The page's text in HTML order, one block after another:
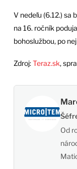
V nedeľu (6.12.) sa
na 16. ročník
bohoslužbou, po
Zdroj:Teraz.sk,
Od